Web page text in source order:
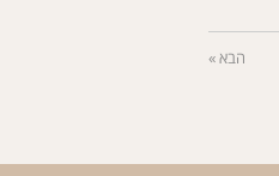
הבא »